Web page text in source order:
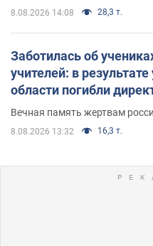
8.08.2026 14:08 28,3 т.
Заботилась об
учителей: в
области погибли
муж и внук
Вечная память жертвам
8.08.2026 13:32 16,3 т.